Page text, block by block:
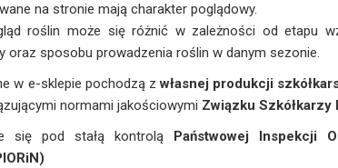
na stronie mają charakter poglądowy.
roślin może się różnić w zależności od etapu
oraz sposobu prowadzenia roślin w danym sezonie.
w e-sklepie pochodzą zwłasnej produkcji
normami jakościowymi Związku Szkółkarzy
się pod stałą kontrolą Państwowej Inspekcji